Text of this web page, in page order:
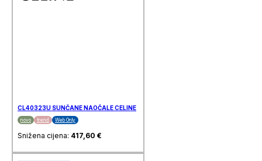
CL40323U SUNČANE NAOČALE CELINE
novo trend Web Only
Snižena cijena: 417,60 €